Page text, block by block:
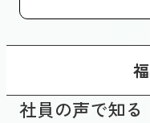
社員の声で知る